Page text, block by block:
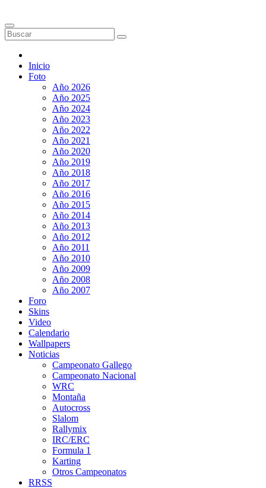
Inicio
Foto
Año 2026
Año 2025
Año 2024
Año 2023
Año 2022
Año 2021
Año 2020
Año 2019
Año 2018
Año 2017
Año 2016
Año 2015
Año 2014
Año 2013
Año 2012
Año 2011
Año 2010
Año 2009
Año 2008
Año 2007
Foro
Skins
Video
Calendario
Wallpapers
Noticias
Campeonato Gallego
Campeonato Nacional
WRC
Montaña
Autocross
Slalom
Rallymix
IRC/ERC
Formula 1
Karting
Otros Campeonatos
RRSS